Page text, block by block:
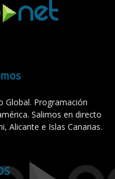
Global. Programación
Salimos en directo
Alicante e Islas Canarias.